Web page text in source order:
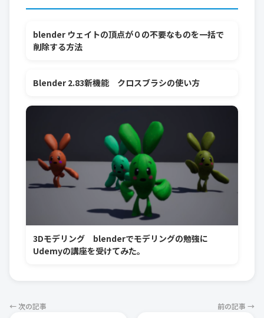
blender ウェイトの頂点が０の不要なものを一括で
削除する方法
Blender 2.83新機能 クロスブラシの使い方
3Dモデリング blenderでモデリングの勉強に
Udemyの講座を受けてみた。
← 次の記事 前の記事 →